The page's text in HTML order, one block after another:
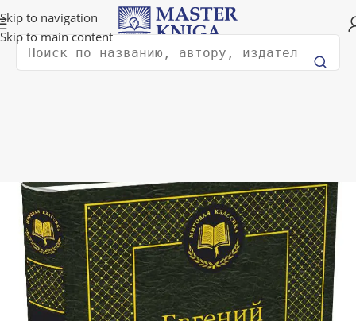
Skip to navigation
Skip to main content
Доставка в любую страну мира!
Поиск